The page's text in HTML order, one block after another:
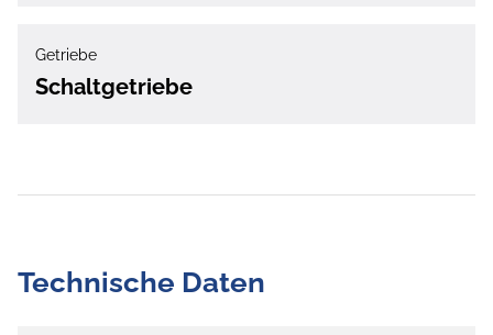
Getriebe
Schaltgetriebe
Technische Daten